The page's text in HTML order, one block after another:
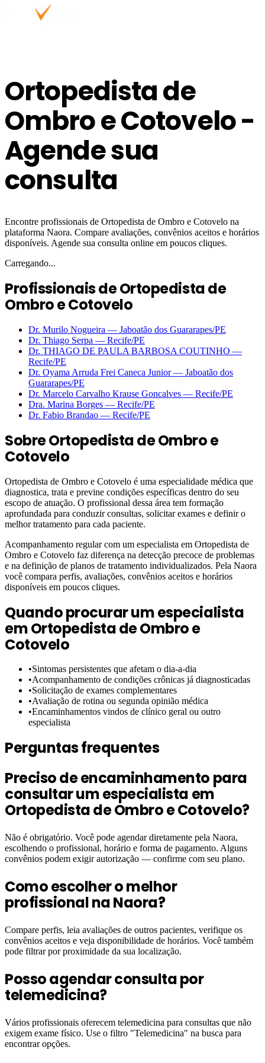
Ortopedista de
Ombro e Cotovelo -
Agende sua
consulta
Encontre profissionais de Ortopedista de Ombro e Cotovelo na
plataforma Naora. Compare avaliações, convênios aceitos e horários
disponíveis. Agende sua consulta online em poucos cliques.
Carregando...
Profissionais de Ortopedista de
Ombro e Cotovelo
Dr. Murilo Nogueira — Jaboatão dos Guararapes/PE
Dr. Thiago Serpa — Recife/PE
Dr. THIAGO DE PAULA BARBOSA COUTINHO —
Recife/PE
Dr. Oyama Arruda Frei Caneca Junior — Jaboatão dos
Guararapes/PE
Dr. Marcelo Carvalho Krause Goncalves — Recife/PE
Dra. Marina Borges — Recife/PE
Dr. Fabio Brandao — Recife/PE
SobreOrtopedista de Ombro e
Cotovelo
Ortopedista de Ombro e Cotovelo é uma especialidade médica que
diagnostica, trata e previne condições específicas dentro do seu
escopo de atuação. O profissional dessa área tem formação
aprofundada para conduzir consultas, solicitar exames e definir o
melhor tratamento para cada paciente.
Acompanhamento regular com um especialista em Ortopedista de
Ombro e Cotovelo faz diferença na detecção precoce de problemas
e na definição de planos de tratamento individualizados. Pela Naora
você compara perfis, avaliações, convênios aceitos e horários
disponíveis em poucos cliques.
Quando procurar um especialista
emOrtopedista de Ombro e
Cotovelo
•Sintomas persistentes que afetam o dia-a-dia
•Acompanhamento de condições crônicas já diagnosticadas
•Solicitação de exames complementares
•Avaliação de rotina ou segunda opinião médica
•Encaminhamentos vindos de clínico geral ou outro
especialista
Perguntas frequentes
Preciso de encaminhamento para
consultar um especialista em
Ortopedista de Ombro e Cotovelo?
Não é obrigatório. Você pode agendar diretamente pela Naora,
escolhendo o profissional, horário e forma de pagamento. Alguns
convênios podem exigir autorização — confirme com seu plano.
Como escolher o melhor
profissional na Naora?
Compare perfis, leia avaliações de outros pacientes, verifique os
convênios aceitos e veja disponibilidade de horários. Você também
pode filtrar por proximidade da sua localização.
Posso agendar consulta por
telemedicina?
Vários profissionais oferecem telemedicina para consultas que não
exigem exame físico. Use o filtro "Telemedicina" na busca para
encontrar opções.